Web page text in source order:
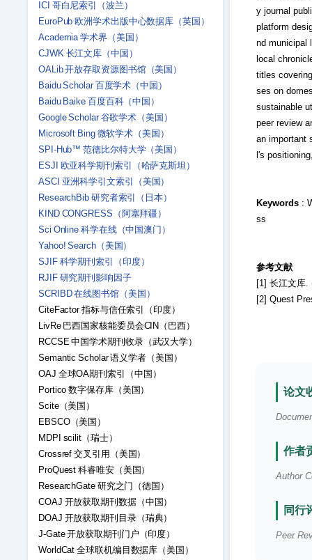
ICI 哥白尼索引（波兰）
EuroPub 欧洲学术出版中心数据库（英国）
Academia 学术界（美国）
CJWK 长江文库（中国）
OALib 开放存取资源图书馆（美国）
Baidu Scholar 百度学术（中国）
Baidu Baike 百度百科（中国）
Google Scholar 谷歌学术（美国）
Microsoft Bing 微软学术（美国）
SPI-Hub™ 范德比尔特大学（美国）
ESJI 欧亚科学期刊索引（哈萨克斯坦）
ASCI 亚洲科学引文索引（美国）
ResearchBib 研究者索引（日本）
KIND CONGRESS（阿塞拜疆）
Sci Online 科学在线（中国澳门）
Yahoo! Search（美国）
SJIF 科学期刊索引（印度）
RJIF 研究期刊影响因子
SCRIBD 在线图书馆（美国）
CiteFactor 指标与信任索引（印度）
LivRe 巴西国家核能委员会CIN（巴西）
RCCSE 中国学术期刊收录（武汉大学）
Semantic Scholar 语义学者（美国）
OAJ 全球OA期刊索引（中国）
Portico 数字保存库（美国）
Scite（美国）
EBSCO（美国）
MDPI scilit（瑞士）
Crossref 交叉引用（美国）
ProQuest 科睿唯安（美国）
ResearchGate 研究之门（德国）
COAJ 开放获取期刊数据（中国）
DOAJ 开放获取期刊目录（瑞典）
J-Gate 开放获取期刊门户（印度）
WorldCat 全球联机编目数据库（美国）
y journal
platform
nd municipal
local
titles
ses on
sustainable
peer review
an important
l's
Keywords:
ss
参考文献
[1] 长江文库.
[2] Quest
论文
作者
Author
同行
Peer